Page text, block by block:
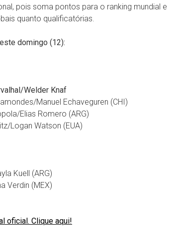
pois soma pontos para o ranking mundial e
quanto qualificatórias.
domingo (12):
Welder Knaf
Manuel Echaveguren (CHI)
Elias Romero (ARG)
Logan Watson (EUA)
Kuell (ARG)
Verdin (MEX)
oficial. Clique aqui!